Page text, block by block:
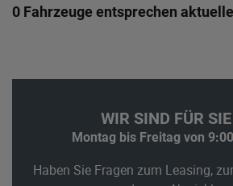
0 Fahrzeuge entsprechen
WIR SIND FÜR
Montag bis Freitag von
Haben Sie Fragen zum Leasing,